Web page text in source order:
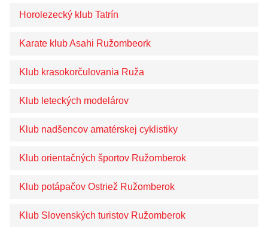
Horolezecký klub Tatrín
Karate klub Asahi Ružombeork
Klub krasokorčulovania Ruža
Klub leteckých modelárov
Klub nadšencov amatérskej cyklistiky
Klub orientačných športov Ružomberok
Klub potápačov Ostriež Ružomberok
Klub Slovenských turistov Ružomberok